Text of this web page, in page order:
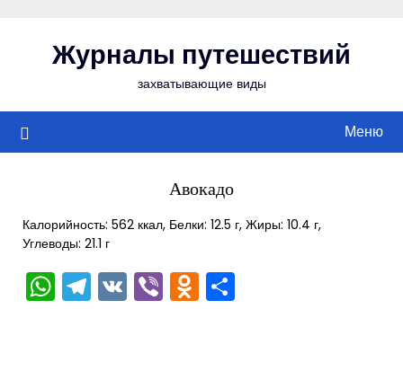
содержимомуЖурналы путешествий
захватывающие виды
Меню
Авокадо
Калорийность: 562 ккал, Белки: 12.5 г, Жиры: 10.4 г,
Углеводы: 21.1 г
WhatsApp
Telegram
VKViberOdnoklassniki